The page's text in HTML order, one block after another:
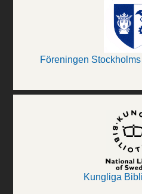
Föreningen
Kungliga